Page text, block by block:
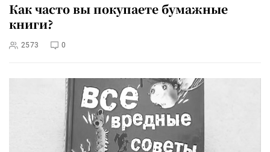
Как часто вы покупаете бумажные
книги?
2573 0